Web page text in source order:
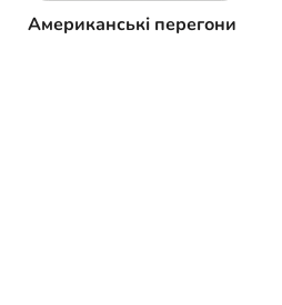
Американські перегони